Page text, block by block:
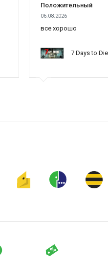
Положительный
06.08.2026
все хорошо
7 Days to Die